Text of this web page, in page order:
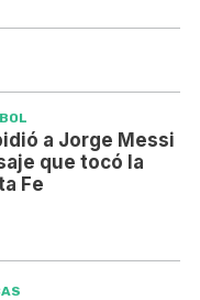
a Jorge Messi
que tocó la
Fe